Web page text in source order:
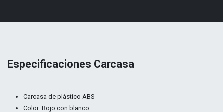
Especificaciones Carcasa
Carcasa de plástico ABS
Color: Rojo con blanco